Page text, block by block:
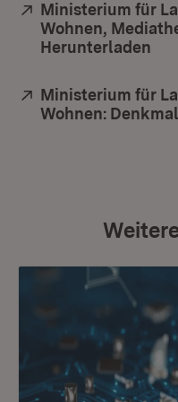
Extern:
Ministerium für
Wohnen,
Herunterladen
Extern:
Ministerium für
Wohnen: